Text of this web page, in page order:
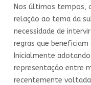
Nos últimos tempos,
relação ao tema da
necessidade de
regras que beneficiam
Inicialmente
representação entre
recentemente